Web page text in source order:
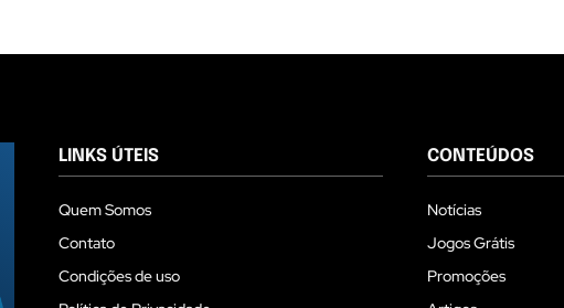
LINKS ÚTEIS
Quem Somos
Contato
Condições de uso
CONTEÚDOS
Notícias
Jogos Grátis
Promoções